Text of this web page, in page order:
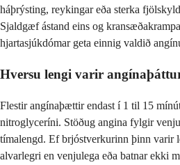
háþrýsting, reykingar eða sterka
Sjaldgæf ástand eins og
hjartasjúkdómar geta einnig valdið
Hversu lengi varir
Flestir angínaþættir endast í 1 til 15
nitroglyceríni. Stöðug angina fylgir
tímalengd. Ef brjóstverkurinn þinn varir
alvarlegri en venjulega eða batnar ekki